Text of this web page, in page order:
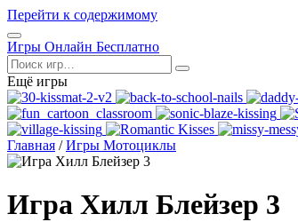
Перейти к содержимому
Открыть
меню
Игры Онлайн Бесплатно
Поиск
Ещё игры
Главная / Игры Мотоциклы
Игра Хилл Блейзер 3